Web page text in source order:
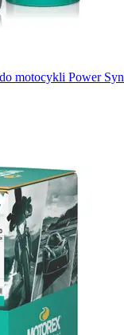
motocykli Power